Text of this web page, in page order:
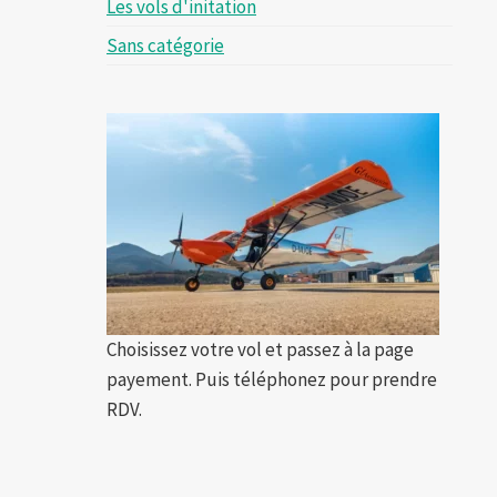
Les vols d'initation
Sans catégorie
Choisissez votre vol et passez à la page
payement. Puis téléphonez pour prendre
RDV.